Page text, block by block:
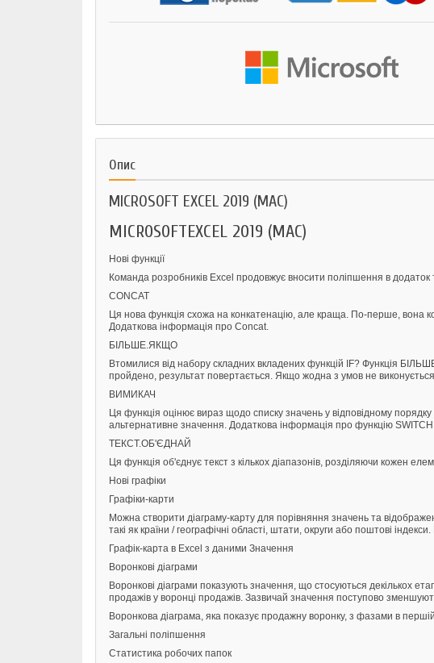
Опис
MICROSOFT EXCEL 2019 (MAC)
MICROSOFTEXCEL 2019 (MAC)
Нові функції
Команда розробників Excel продовжує вносити поліпшення в додаток
CONCAT
Ця нова функція схожа на конкатенацію, але краща. По-перше, вона
Додаткова інформація про Concat.
БІЛЬШЕ.ЯКЩО
Втомилися від набору складних вкладених функцій IF? Функція
пройдено, результат повертається. Якщо жодна з умов не
ВИМИКАЧ
Ця функція оцінює вираз щодо списку значень у відповідному
альтернативне значення. Додаткова інформація про функцію
ТЕКСТ.ОБ'ЄДНАЙ
Ця функція об'єднує текст з кількох діапазонів, розділяючи кожен
Нові графіки
Графіки-карти
Можна створити діаграму-карту для порівняння значень та
такі як країни / географічні області, штати, округи або поштові
Графік-карта в Excel з даними Значення
Воронкові діаграми
Воронкові діаграми показують значення, що стосуються декількох
продажів у воронці продажів. Зазвичай значення поступово
Воронкова діаграма, яка показує продажну воронку, з фазами в
Загальні поліпшення
Статистика робочих папок